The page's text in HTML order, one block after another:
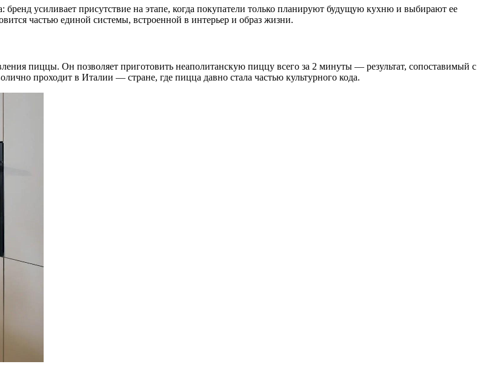
бренд усиливает присутствие на этапе, когда покупатели только планируют будущую кухню и выбирают ее
частью единой системы, встроенной в интерьер и образ жизни.
пиццы. Он позволяет приготовить неаполитанскую пиццу всего за 2 минуты — результат, сопоставимый с
проходит в Италии — стране, где пицца давно стала частью культурного кода.